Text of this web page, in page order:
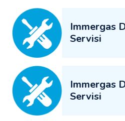
Immergas
Servisi
Immergas
Servisi